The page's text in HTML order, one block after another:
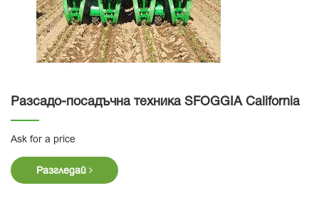
Разсадо-посадъчна техника SFOGGIA California
Ask for a price
Разгледай